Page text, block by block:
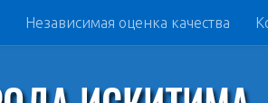
Независимая оценка качества